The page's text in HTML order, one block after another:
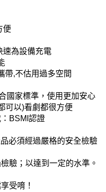
便
為設備充電
帶,不估用過多空間
國家標準，使用更加安心
可以)看劇都很方便
BSMI認證
必須經過嚴格的安全檢驗
驗；以達到一定的水準。
受唷！